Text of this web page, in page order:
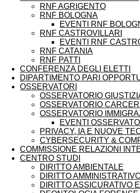
RNF AGRIGENTO
RNF BOLOGNA
EVENTI RNF
RNF CASTROVILLARI
EVENTI RNF
RNF CATANIA
RNF PATTI
CONFERENZA DEGLI ELETTI
DIPARTIMENTO PARI
OSSERVATORI
OSSERVATORIO
OSSERVATORIO CARCERI
OSSERVATORIO
EVENTI
PRIVACY, IA E NUOVE
CYBERSECURITY &
COMMISSIONE RELAZIONI
CENTRO STUDI
DIRITTO AMBIENTALE
DIRITTO
DIRITTO ASSICURATIVO